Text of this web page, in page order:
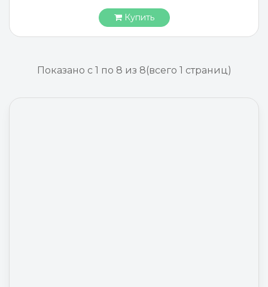
Купить
Показано с 1 по 8 из 8(всего 1 страниц)